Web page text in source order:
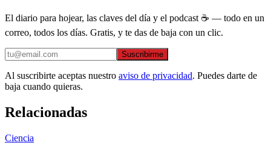
El diario para hojear, las claves del día y el podcast ☕ — todo en un
correo, todos los días. Gratis, y te das de baja con un clic.
Suscribirme
Al suscribirte aceptas nuestro aviso de privacidad. Puedes darte de
baja cuando quieras.
Relacionadas
Ciencia